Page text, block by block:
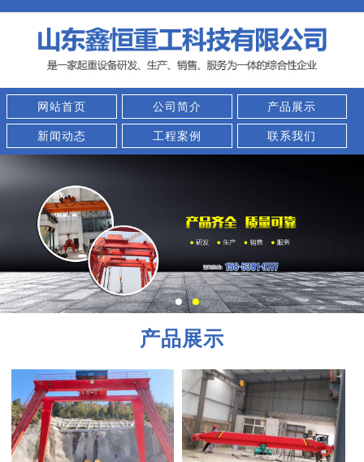
网站首页 公司简介 产品展示
新闻动态 工程案例 联系我们
产品展示